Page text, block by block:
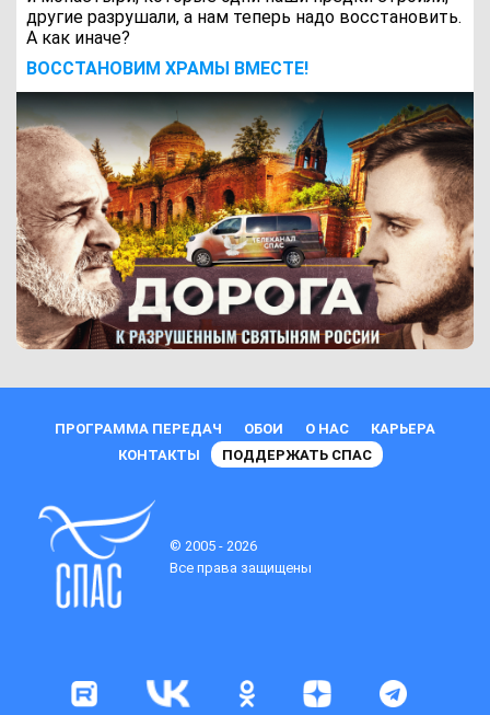
другие разрушали, а нам теперь надо восстановить.
А как иначе?
ВОCСТАНОВИМ ХРАМЫ ВМЕСТЕ!
ПРОГРАММА ПЕРЕДАЧ ОБОИ О НАС
КАРЬЕРА
КОНТАКТЫ
ПОДДЕРЖАТЬ СПАС
© 2005 - 2026
Все права защищены